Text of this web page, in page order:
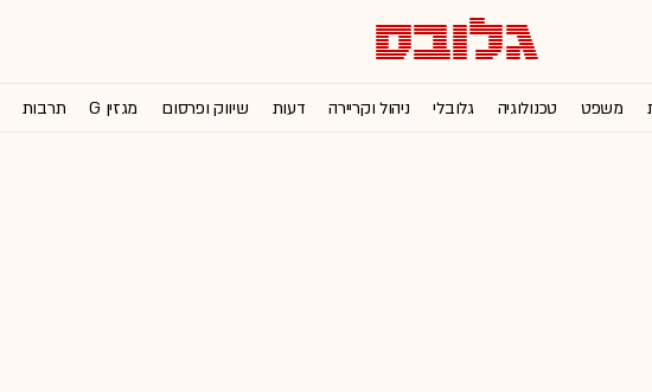
משפט טכנולוגיה גלובלי ניהול וקריירה דעות שיווק ופרסום מגזין G תרבות